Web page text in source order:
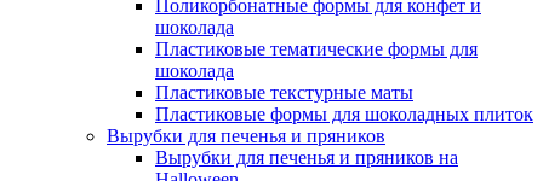
Поликорбонатные формы для конфет и
шоколада
Пластиковые тематические формы для
шоколада
Пластиковые текстурные маты
Пластиковые формы для шоколадных плиток
Вырубки для печенья и пряников
Вырубки для печенья и пряников на